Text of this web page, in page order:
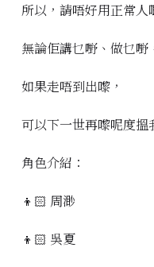
所以，請唔好用正常人
無論佢講乜嘢、做乜嘢
如果走唔到出嚟，
可以下一世再嚟呢度搵
角色介紹：
👦🏻 周渺
👦🏻 吳夏